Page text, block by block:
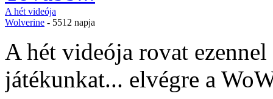
A hét videója
Wolverine - 5512 napja
A hét videója rovat
játékunkat... elvégre a